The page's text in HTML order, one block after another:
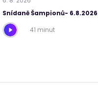
Snídaně Šampionů- 6.8.2026
41 minut